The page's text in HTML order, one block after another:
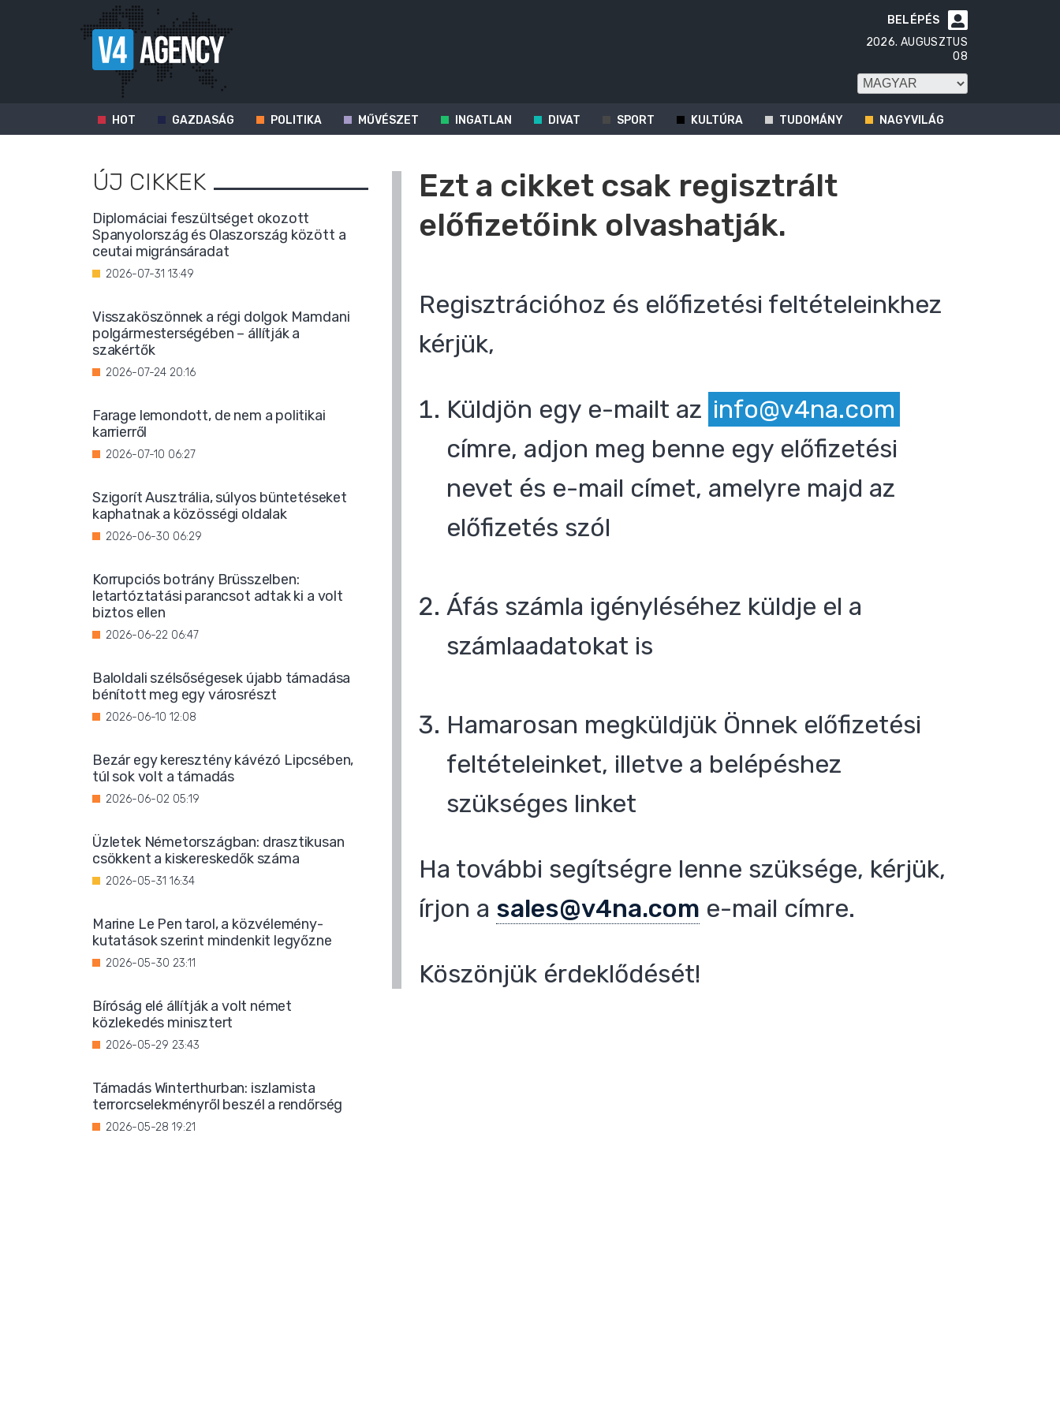

BELÉPÉS
2026. AUGUSZTUS
08
HOT GAZDASÁG POLITIKA MŰVÉSZET INGATLAN DIVAT SPORT KULTÚRA TUDOMÁNY NAGYVILÁG
Ezt a cikket csak regisztrált
előfizetőink olvashatják.
Regisztrációhoz és előfizetési feltételeinkhez
kérjük,
Küldjön egy e-mailt az info@v4na.com
címre, adjon meg benne egy előfizetési
nevet és e-mail címet, amelyre majd az
előfizetés szól
Áfás számla igényléséhez küldje el a
számlaadatokat is
Hamarosan megküldjük Önnek előfizetési
feltételeinket, illetve a belépéshez
szükséges linket
Ha további segítségre lenne szüksége, kérjük,
írjon a sales@v4na.com e-mail címre.
Köszönjük érdeklődését!
ÚJ CIKKEK
Diplomáciai feszültséget okozott
Spanyolország és Olaszország között a
ceutai migránsáradat
2026-07-31 13:49
Visszaköszönnek a régi dolgok Mamdani
polgármesterségében – állítják a
szakértők
2026-07-24 20:16
Farage lemondott, de nem a politikai
karrierről
2026-07-10 06:27
Szigorít Ausztrália, súlyos büntetéseket
kaphatnak a közösségi oldalak
2026-06-30 06:29
Korrupciós botrány Brüsszelben:
letartóztatási parancsot adtak ki a volt
biztos ellen
2026-06-22 06:47
Baloldali szélsőségesek újabb támadása
bénított meg egy városrészt
2026-06-10 12:08
Bezár egy keresztény kávézó Lipcsében,
túl sok volt a támadás
2026-06-02 05:19
Üzletek Németországban: drasztikusan
csökkent a kiskereskedők száma
2026-05-31 16:34
Marine Le Pen tarol, a közvélemény-
kutatások szerint mindenkit legyőzne
2026-05-30 23:11
Bíróság elé állítják a volt német
közlekedés minisztert
2026-05-29 23:43
Támadás Winterthurban: iszlamista
terrorcselekményről beszél a rendőrség
2026-05-28 19:21